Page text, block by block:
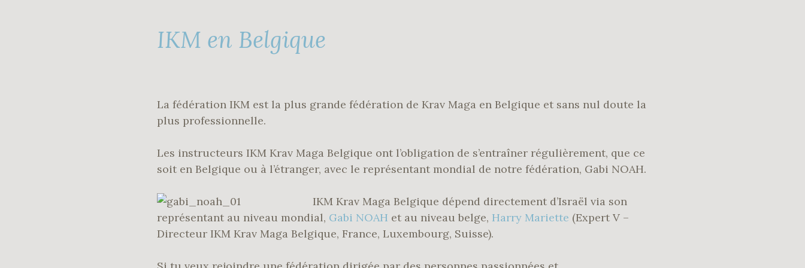
IKM en Belgique
La fédération IKM est la plus grande fédération de Krav Maga en Belgique et sans nul doute la
plus professionnelle.
Les instructeurs IKM Krav Maga Belgique ont l’obligation de s’entraîner régulièrement, que ce
soit en Belgique ou à l’étranger, avec le représentant mondial de notre fédération, Gabi NOAH.
IKM Krav Maga Belgique dépend directement d’Israël via son
représentant au niveau mondial, Gabi NOAH et au niveau belge, Harry Mariette (Expert V –
Directeur IKM Krav Maga Belgique, France, Luxembourg, Suisse).